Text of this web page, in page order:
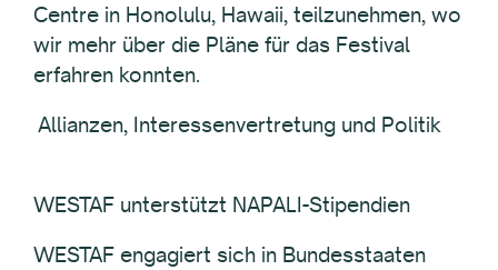
Centre in Honolulu, Hawaii, teilzunehmen, wo
wir mehr über die Pläne für das Festival
erfahren konnten.
Allianzen, Interessenvertretung und Politik
WESTAF unterstützt NAPALI-Stipendien
WESTAF engagiert sich in Bundesstaaten